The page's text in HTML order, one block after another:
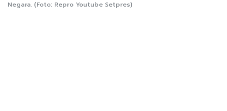
Negara. (Foto: Repro Youtube Setpres)